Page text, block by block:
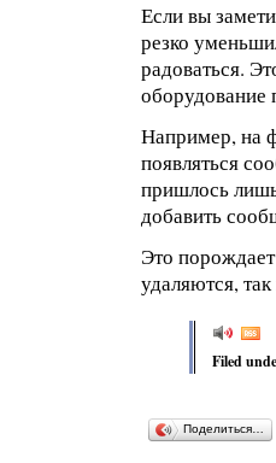
Если вы
резко
радоваться.
оборудование
Например, на
появляться
пришлось
добавить
Это
удаляются,
Filed
Поделиться…